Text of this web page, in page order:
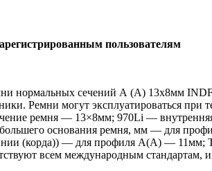
пользователям
нормальных сечений А (А) 13х8мм
Ремни могут эксплуатироваться
ремня — 13×8мм; 970Li —
основания ремня, мм — для
(корда)) — для профиля А(А) —
всем международным стандартам,